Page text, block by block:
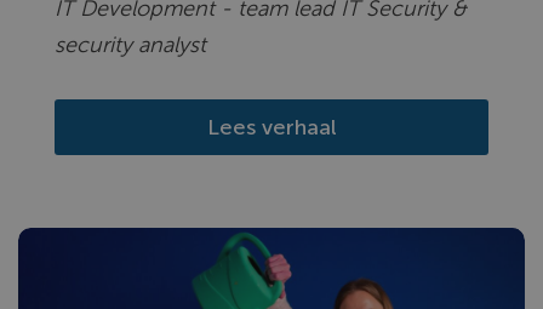
IT Development - team lead IT Security &
security analyst
Lees verhaal